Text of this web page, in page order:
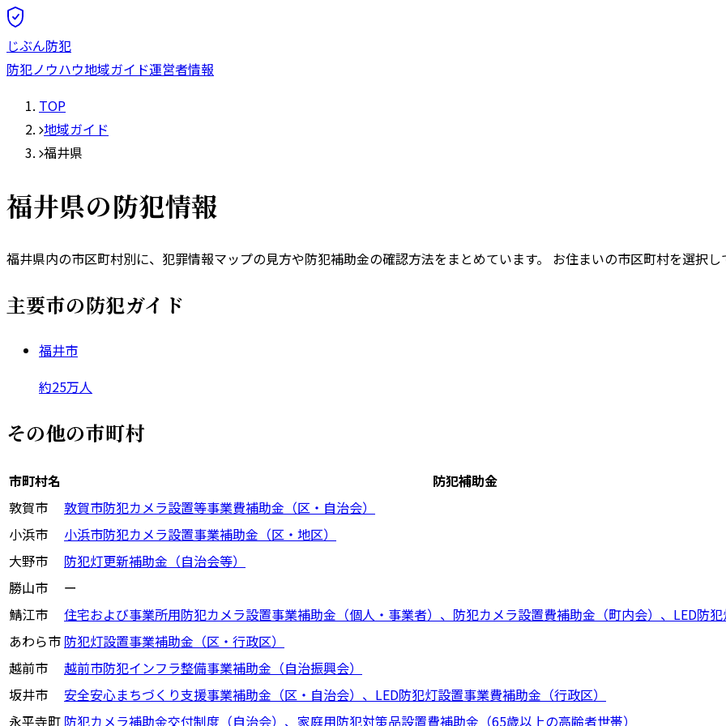
じぶん防犯
防犯ノウハウ地域ガイド運営者情報
TOP
地域ガイド
福井県
福井県の防犯情報
福井県内の市区町村別に、犯罪情報マップの見方や防犯補助金の確認方法をまとめています。 お住まいの市区町村を選択し
主要市の防犯ガイド
福井市
約25万人
その他の市町村
市町村名
防犯補助金
敦賀市
敦賀市防犯カメラ設置等事業費補助金（区・自治会）
小浜市
小浜市防犯カメラ設置事業補助金（区・地区）
大野市
防犯灯更新補助金（自治会等）
勝山市
ー
鯖江市
住宅および事業所用防犯カメラ設置事業補助金（個人・事業者）、防犯カメラ設置費補助金（町内会）、LED防犯
あわら市 防犯灯設置事業補助金（区・行政区）
越前市
越前市防犯インフラ整備事業補助金（自治振興会）
坂井市
安全安心まちづくり支援事業補助金（区・自治会）、LED防犯灯設置事業費補助金（行政区）
永平寺町 防犯カメラ補助金交付制度（自治会）、家庭用防犯対策品設置費補助金（65歳以上の高齢者世帯）